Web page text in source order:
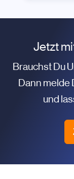
Jetzt
Brauchst Du
Dann melde
und